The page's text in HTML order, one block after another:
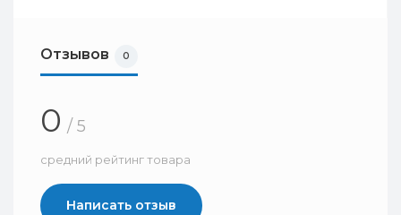
Отзывов 0
0 / 5
средний рейтинг товара
Написать отзыв